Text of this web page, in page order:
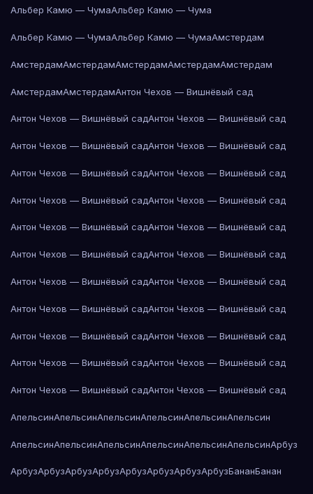
Альбер Камю — ЧумаАльбер Камю — Чума
Альбер Камю — ЧумаАльбер Камю — ЧумаАмстердам
АмстердамАмстердамАмстердамАмстердамАмстердам
АмстердамАмстердамАнтон Чехов — Вишнёвый сад
Антон Чехов — Вишнёвый садАнтон Чехов — Вишнёвый сад
Антон Чехов — Вишнёвый садАнтон Чехов — Вишнёвый сад
Антон Чехов — Вишнёвый садАнтон Чехов — Вишнёвый сад
Антон Чехов — Вишнёвый садАнтон Чехов — Вишнёвый сад
Антон Чехов — Вишнёвый садАнтон Чехов — Вишнёвый сад
Антон Чехов — Вишнёвый садАнтон Чехов — Вишнёвый сад
Антон Чехов — Вишнёвый садАнтон Чехов — Вишнёвый сад
Антон Чехов — Вишнёвый садАнтон Чехов — Вишнёвый сад
Антон Чехов — Вишнёвый садАнтон Чехов — Вишнёвый сад
Антон Чехов — Вишнёвый садАнтон Чехов — Вишнёвый сад
Антон Чехов — Вишнёвый садАнтон Чехов — Вишнёвый сад
АпельсинАпельсинАпельсинАпельсинАпельсинАпельсин
АпельсинАпельсинАпельсинАпельсинАпельсинАпельсинАрбуз
АрбузАрбузАрбузАрбузАрбузАрбузАрбузАрбузБананБанан